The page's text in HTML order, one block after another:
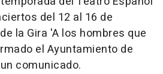
del 12 al 16 de
la Gira 'A los hombres que
el Ayuntamiento de
comunicado.